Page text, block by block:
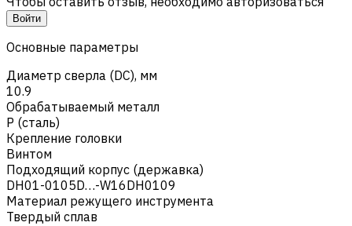
Войти
Основные параметры
Диаметр сверла (DC), мм
10.9
Обрабатываемый металл
Р (сталь)
Крепление головки
Винтом
Подходящий корпус (державка)
DH01-0105D…-W16DH0109
Материал режущего инструмента
Твердый сплав